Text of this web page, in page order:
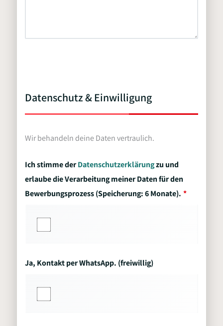
Datenschutz & Einwilligung
Wir behandeln deine Daten vertraulich.
Ich stimme derDatenschutzerklärungzu und
erlaube die Verarbeitung meiner Daten für den
Bewerbungsprozess (Speicherung: 6 Monate).
Ja, Kontakt per WhatsApp. (freiwillig)